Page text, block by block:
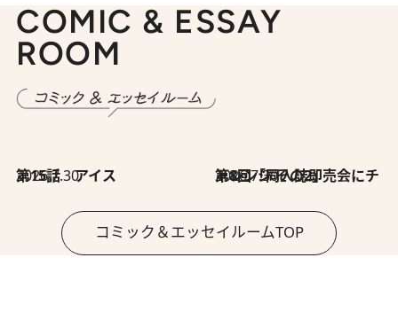
COMIC & ESSAY
ROOM
2026.7.30
第15話 アイス 2026.7.30
第8回「同人誌即売会にチャレンジ その2」
コミック＆エッセイルームTOP